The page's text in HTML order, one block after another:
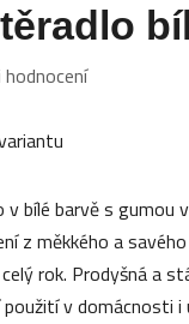
bílé barvě s gumou
z měkkého a
rok. Prodyšná a
v domácnosti